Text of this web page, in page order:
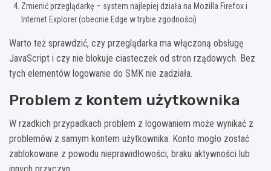
Zmienić przeglądarkę – system najlepiej działa na Mozilla Firefox i
Internet Explorer (obecnie Edge w trybie zgodności)
Warto też sprawdzić, czy przeglądarka ma włączoną obsługę
JavaScript i czy nie blokuje ciasteczek od stron rządowych. Bez
tych elementów logowanie do SMK nie zadziała.
Problem z kontem użytkownika
W rzadkich przypadkach problem z logowaniem może wynikać z
problemów z samym kontem użytkownika. Konto mogło zostać
zablokowane z powodu nieprawidłowości, braku aktywności lub